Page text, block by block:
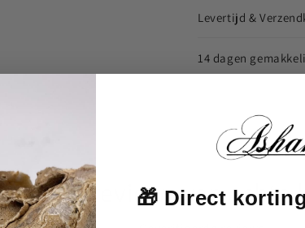
Levertijd &
14 dagen
Echte reviews van echte
🎁 Direct